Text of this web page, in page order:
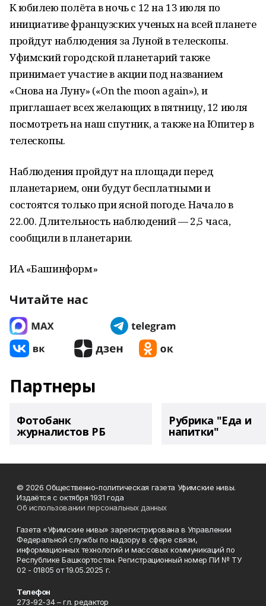
К юбилею полёта в ночь с 12 на 13 июля по
инициативе французских ученых на всей планете
пройдут наблюдения за Луной в телескопы.
Уфимский городской планетарий также
принимает участие в акции под названием
«Снова на Луну» («On the moon again»), и
приглашает всех желающих в пятницу, 12 июля
посмотреть на наш спутник, а также на Юпитер в
телескопы.
Наблюдения пройдут на площади перед
планетарием, они будут бесплатными и
состоятся только при ясной погоде. Начало в
22.00. Длительность наблюдений — 2,5 часа,
сообщили в планетарии.
ИА «Башинформ»
Читайте нас
Партнеры
Фотобанк
журналистов РБ
Рубрика "Еда и
напитки"
© 2026 Общественно-политическая газета Уфимские нивы.
Издаётся с октября 1931 года
Об использовании персональных данных
Газета «Уфимские нивы» зарегистрирована в Управлении
Федеральной службы по надзору в сфере связи,
информационных технологий и массовых коммуникаций по
Республике Башкортостан. Регистрационный номер ПИ № ТУ
02 - 01805 от 19.05.2025 г.
Телефон
273-92-34 – гл. редактор